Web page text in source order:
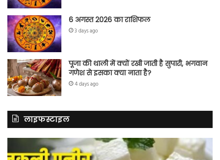
6 अगस्त 2026 का राशिफल
3 days ago
पूजा की थाली में क्यों रखी जाती है सुपारी, भगवान
गणेश से इसका क्या नाता है?
4 days ago
लाइफस्टाइल